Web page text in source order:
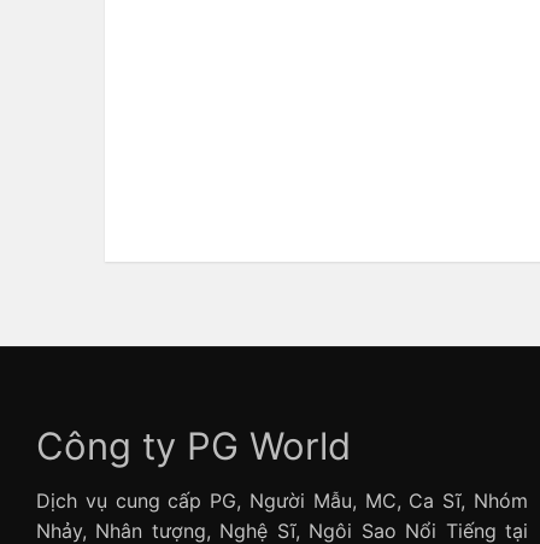
Công ty PG World
Dịch vụ cung cấp PG, Người Mẫu, MC, Ca Sĩ, Nhóm
Nhảy, Nhân tượng, Nghệ Sĩ, Ngôi Sao Nổi Tiếng tại